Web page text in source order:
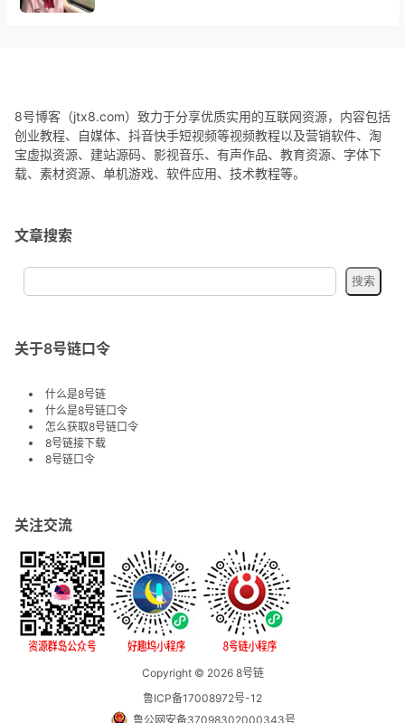
8号博客（jtx8.com）致力于分享优质实用的互联网资源，内容包括
创业教程、自媒体、抖音快手短视频等视频教程以及营销软件、淘
宝虚拟资源、建站源码、影视音乐、有声作品、教育资源、字体下
载、素材资源、单机游戏、软件应用、技术教程等。
文章搜索
关于8号链口令
什么是8号链
什么是8号链口令
怎么获取8号链口令
8号链接下载
8号链口令
关注交流
Copyright © 20268号链
鲁ICP备17008972号-12
鲁公网安备37098302000343号